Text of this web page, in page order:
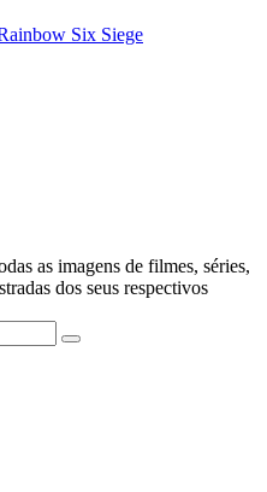
Six Siege
as imagens de filmes, séries,
dos seus respectivos